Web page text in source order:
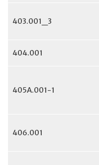
403.001_3
404.001
405A.001-1
406.001